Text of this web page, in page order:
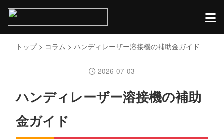
トップ> コラム > ハンディレーザー溶接機の補助金ガイド
2026-07-03
ハンディレーザー溶接機の補助
金ガイド